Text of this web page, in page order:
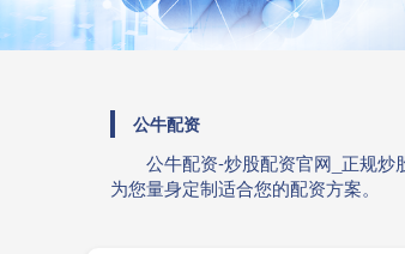
公牛配资
公牛配资-炒股配资官网_正规
为您量身定制适合您的配资方案。